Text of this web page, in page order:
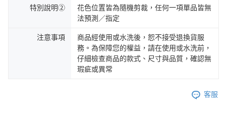
特別說明②
花色位置皆為隨機剪裁，任何一項單品皆無
法預測／指定
注意事項
商品經使用或水洗後，恕不接受退換貨服
務。為保障您的權益，請在使用或水洗前，
仔細檢查商品的款式、尺寸與品質，確認無
瑕疵或異常
客服